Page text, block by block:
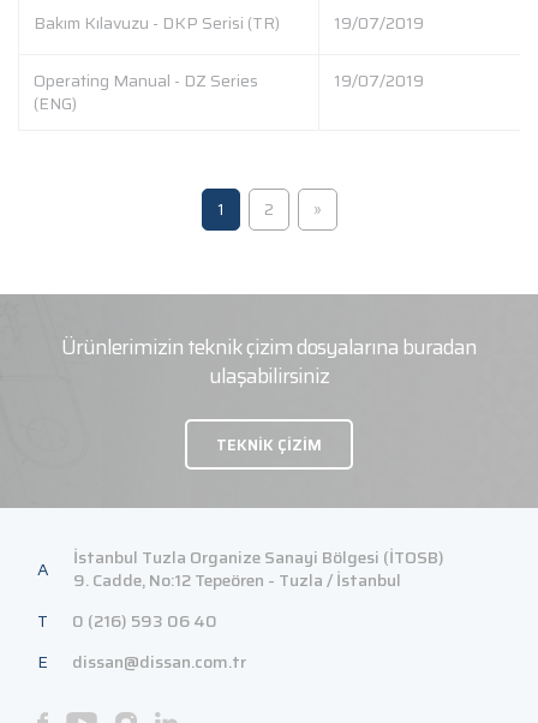
Bakım Kılavuzu - DKP Serisi (TR) 19/07/2019
Operating Manual - DZ Series
(ENG)
19/07/2019
1 (current)
2 »Sonraki
Ürünlerimizin teknik çizim dosyalarına buradan
ulaşabilirsiniz
TEKNİK ÇİZİM
A
İstanbul Tuzla Organize Sanayi Bölgesi (İTOSB)
9. Cadde, No:12 Tepeören - Tuzla / İstanbul
T
0 (216) 593 06 40
E
dissan@dissan.com.tr